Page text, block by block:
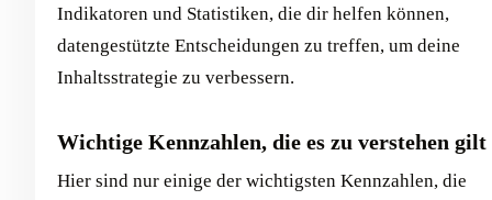
Indikatoren und Statistiken, die dir helfen können,
datengestützte Entscheidungen zu treffen, um deine
Inhaltsstrategie zu verbessern.
Wichtige Kennzahlen, die es zu verstehen gilt
Hier sind nur einige der wichtigsten Kennzahlen, die